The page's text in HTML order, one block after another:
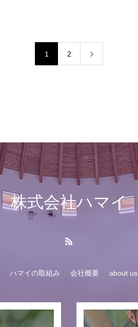
1 2
株式会社ハマイ
ハマイの取組み 会社概要 about us